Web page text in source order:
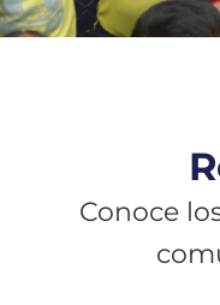
Conoce